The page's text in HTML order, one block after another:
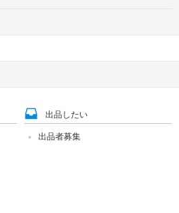
出品したい
出品者募集